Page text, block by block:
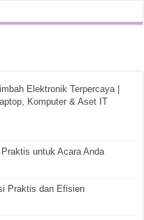
Elektronik Terpercaya |
Komputer & Aset IT
untuk Acara Anda
Praktis dan Efisien